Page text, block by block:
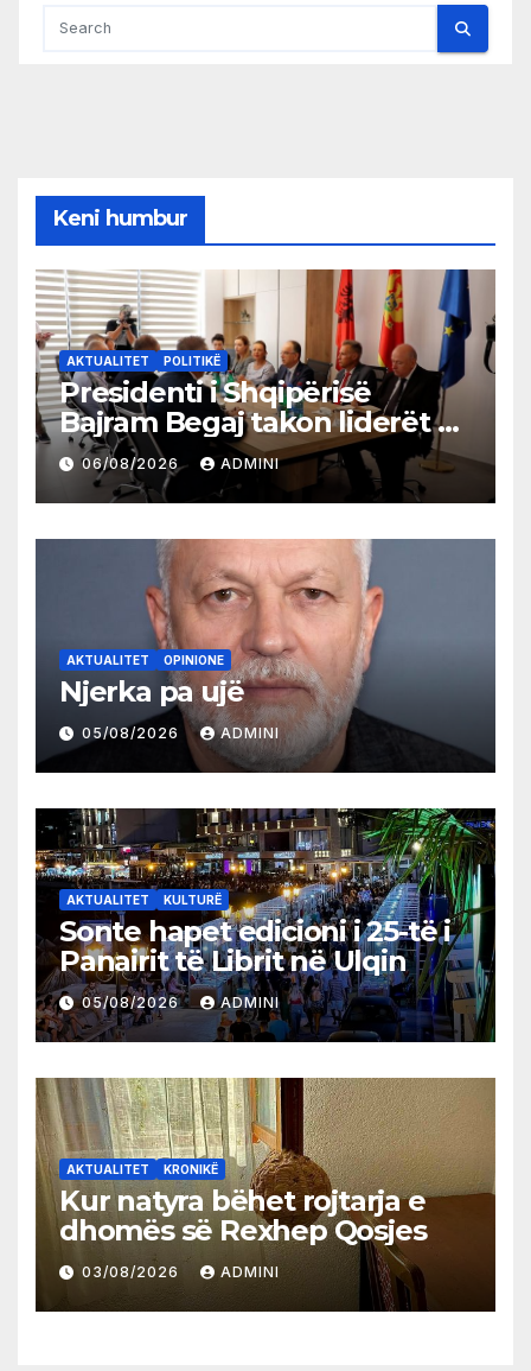
Keni humbur
AKTUALITET POLITIKË
Presidenti i Shqipërisë
Bajram Begaj takon liderët e
partive shqiptare në Ulqin
06/08/2026 ADMINI
AKTUALITET OPINIONE
Njerka pa ujë
05/08/2026 ADMINI
AKTUALITET KULTURË
Sonte hapet edicioni i 25-të i
Panairit të Librit në Ulqin
05/08/2026 ADMINI
AKTUALITET KRONIKË
Kur natyra bëhet rojtarja e
dhomës së Rexhep Qosjes
03/08/2026 ADMINI